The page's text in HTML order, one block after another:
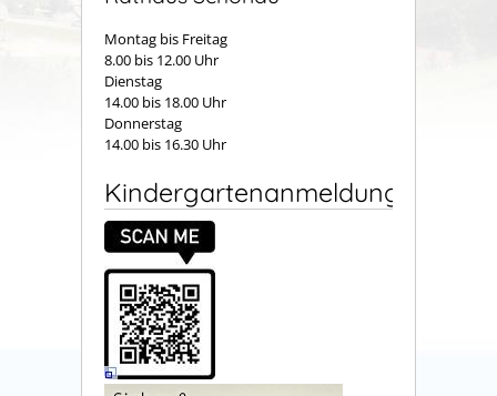
Montag bis Freitag
8.00 bis 12.00 Uhr
Dienstag
14.00 bis 18.00 Uhr
Donnerstag
14.00 bis 16.30 Uhr
Kindergartenanmeldung